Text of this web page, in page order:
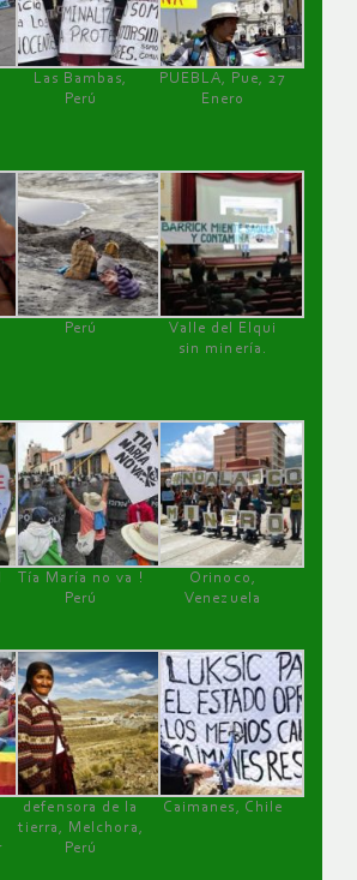
Las Bambas,
Perú
PUEBLA, Pue, 27
Enero
Perú
Valle del Elqui
sin minería.
Tía María no va !
Perú
Orinoco,
Venezuela
defensora de la
tierra, Melchora,
Perú
Caimanes, Chile